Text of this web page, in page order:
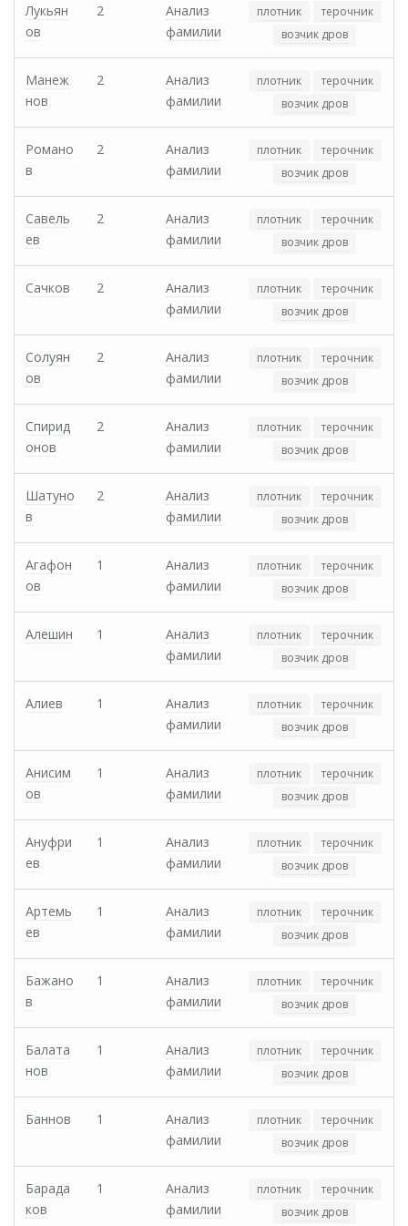
Лукьян
ов
2
Анализ
фамилии
плотник
терочник
возчик дров
Манеж
нов
2
Анализ
фамилии
плотник
терочник
возчик дров
Романо
в
2
Анализ
фамилии
плотник
терочник
возчик дров
Савель
ев
2
Анализ
фамилии
плотник
терочник
возчик дров
Сачков 2
Анализ
фамилии
плотник
терочник
возчик дров
Солуян
ов
2
Анализ
фамилии
плотник
терочник
возчик дров
Спирид
онов
2
Анализ
фамилии
плотник
терочник
возчик дров
Шатуно
в
2
Анализ
фамилии
плотник
терочник
возчик дров
Агафон
ов
1
Анализ
фамилии
плотник
терочник
возчик дров
Алешин 1
Анализ
фамилии
плотник
терочник
возчик дров
Алиев 1
Анализ
фамилии
плотник
терочник
возчик дров
Анисим
ов
1
Анализ
фамилии
плотник
терочник
возчик дров
Ануфри
ев
1
Анализ
фамилии
плотник
терочник
возчик дров
Артемь
ев
1
Анализ
фамилии
плотник
терочник
возчик дров
Бажано
в
1
Анализ
фамилии
плотник
терочник
возчик дров
Балата
нов
1
Анализ
фамилии
плотник
терочник
возчик дров
Баннов 1
Анализ
фамилии
плотник
терочник
возчик дров
Барада
ков
1
Анализ
фамилии
плотник
терочник
возчик дров